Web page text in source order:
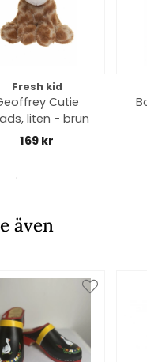
Fresh kid
Cutie
liten - brun
169 kr
även